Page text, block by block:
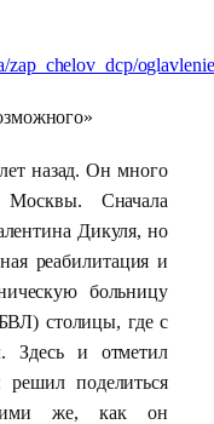
zap_chelov_dcp/
назад. Он много
Сначала
Дикуля, но
реабилитация и
больницу
столицы, где с
Здесь и отметил
поделиться
же, как он